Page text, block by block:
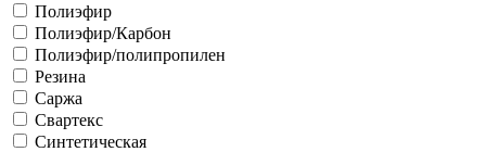
Полиэфир
Полиэфир/Карбон
Полиэфир/полипропилен
Резина
Саржа
Свартекс
Синтетическая